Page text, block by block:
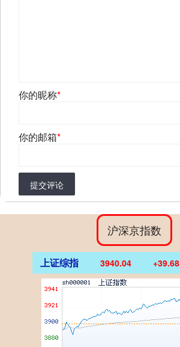
你的昵称*
你的邮箱*
提交评论
沪深京指数
上证综指 3940.04 +39.68